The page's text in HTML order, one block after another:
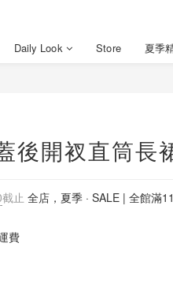
Daily Look Store 夏季
後開衩直筒長
截止 全店，夏季 · SALE | 全館滿
費